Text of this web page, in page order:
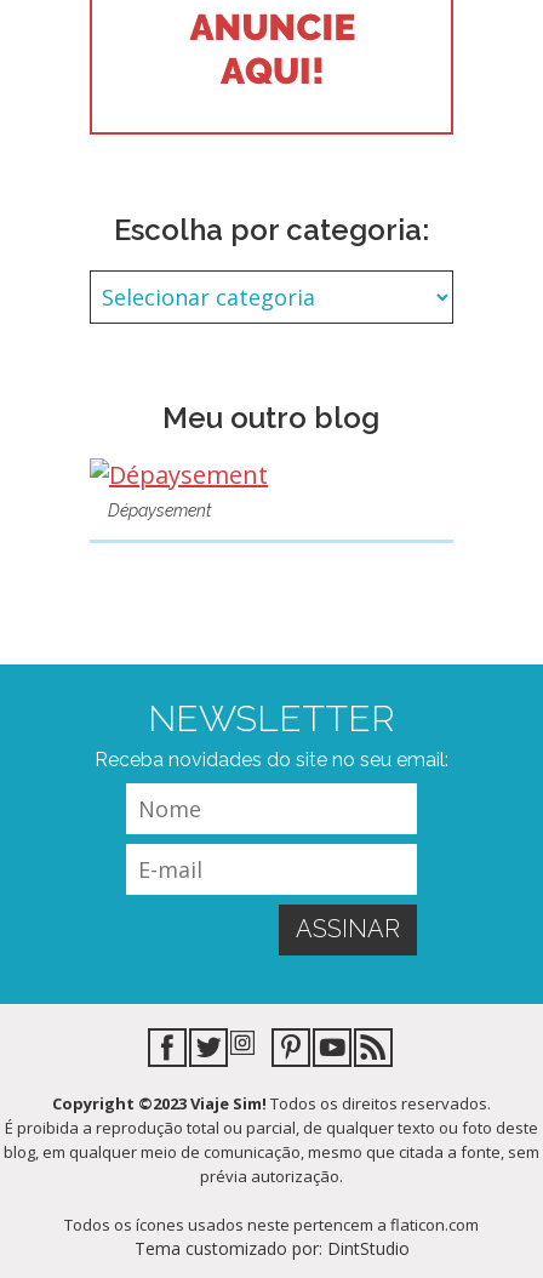
Escolha por categoria:
Meu outro blog
Dépaysement
NEWSLETTER
Receba novidades do site no seu email:
Copyright ©2023 Viaje Sim! Todos os direitos reservados.
É proibida a reprodução total ou parcial, de qualquer texto ou foto deste
blog, em qualquer meio de comunicação, mesmo que citada a fonte, sem
prévia autorização.
Todos os ícones usados neste pertencem a flaticon.com
Tema customizado por: DintStudio